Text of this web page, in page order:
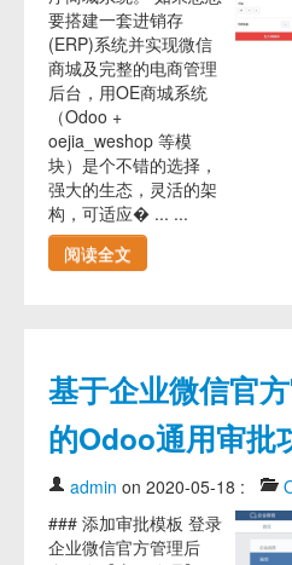
要搭建一套进销存
(ERP)系统并实现微信
商城及完整的电商管理
后台，用OE商城系统
（Odoo +
oejia_weshop 等模
块）是个不错的选择，
强大的生态，灵活的架
构，可适应� ... ...
阅读全文
基于企业微信官
的Odoo通用审批
admin on 2020-05-18 :
### 添加审批模板 登录
企业微信官方管理后